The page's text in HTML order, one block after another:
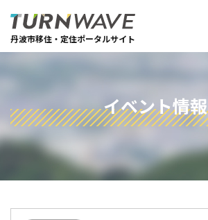
丹波市移住・定住ポータルサイト
イベント情報